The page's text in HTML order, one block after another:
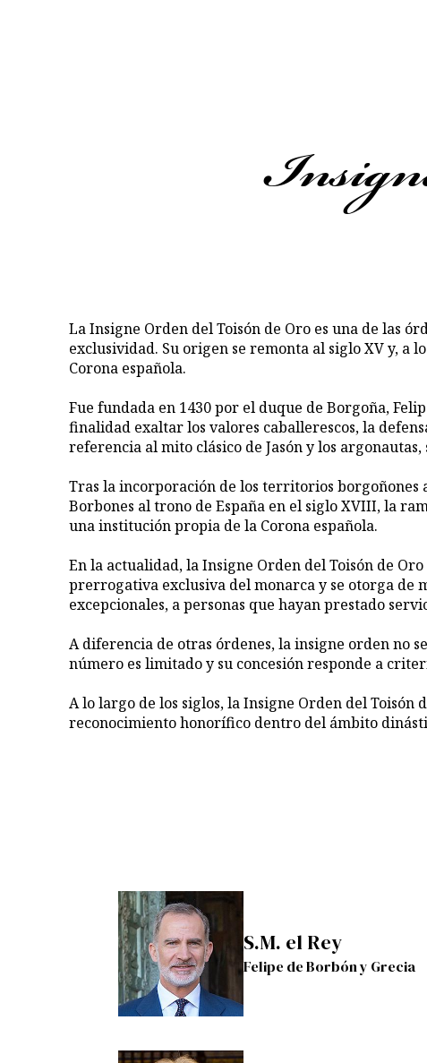
La Insigne Orden del Toisón de Oro es una de las
exclusividad. Su origen se remonta al siglo XV y,
Corona española.
Fue fundada en 1430 por el duque de Borgoña,
finalidad exaltar los valores caballerescos, la
referencia al mito clásico de Jasón y los
Tras la incorporación de los territorios borgoñones
Borbones al trono de España en el siglo XVIII, la
una institución propia de la Corona española.
En la actualidad, la Insigne Orden del Toisón de
prerrogativa exclusiva del monarca y se otorga de
excepcionales, a personas que hayan prestado
A diferencia de otras órdenes, la insigne orden no
número es limitado y su concesión responde a
A lo largo de los siglos, la Insigne Orden del
reconocimiento honorífico dentro del ámbito
S.M. el Rey
Felipe de Borbón y Grecia